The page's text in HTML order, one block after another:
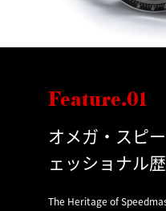
Feature.01
オメガ・スピ
ェッショナル
The Heritage of